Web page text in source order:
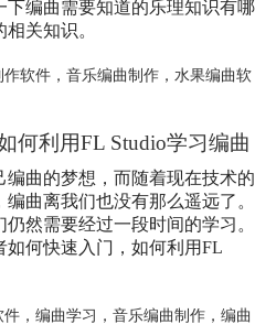
编曲需要知道的乐理知识有哪
关知识。
作软件， 音乐编曲制作， 水果编曲软
何利用FL Studio学习编曲
曲的梦想，而随着现在技术的
曲离我们也没有那么遥远了。
然需要经过一段时间的学习。
何快速入门，如何利用FL
件， 编曲学习 ， 音乐编曲制作， 编曲